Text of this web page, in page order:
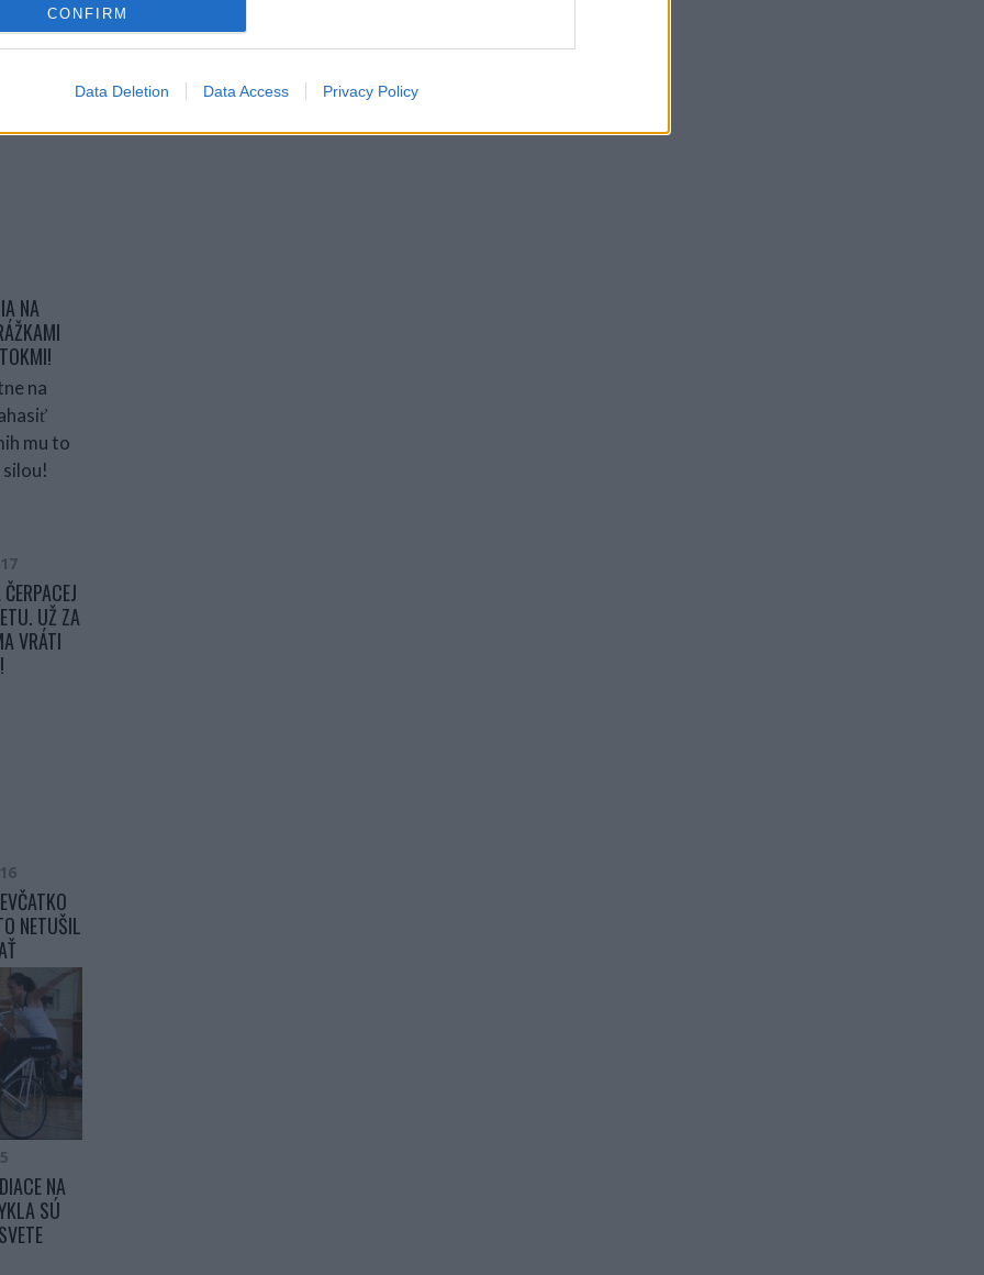
CONFIRM
Data Deletion Data Access Privacy Policy
NA
UŽ ZA
VRÁTI
NETUŠIL
NA
SÚ